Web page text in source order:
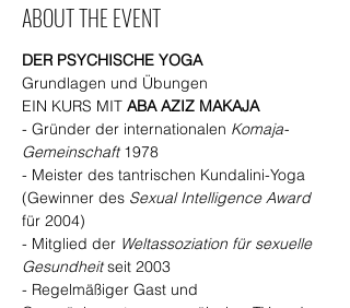
ABOUT THE EVENT
DER PSYCHISCHE YOGA
Grundlagen und Übungen
EIN KURS MIT ABA AZIZ MAKAJA
- Gründer der internationalen Komaja-
Gemeinschaft 1978
- Meister des tantrischen Kundalini-Yoga
(Gewinner des Sexual Intelligence Award
für 2004)
- Mitglied der Weltassoziation für sexuelle
Gesundheit seit 2003
- Regelmäßiger Gast und